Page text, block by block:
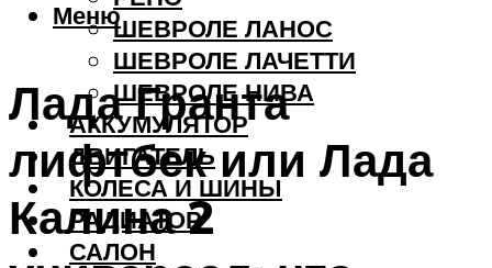
ШЕВРОЛЕ ЛАНОС
ШЕВРОЛЕ ЛАЧЕТТИ
ШЕВРОЛЕ НИВА
АККУМУЛЯТОР
ДВИГАТЕЛЬ
КОЛЕСА И ШИНЫ
РАДИАТОР
САЛОН
Меню
Лада Гранта
лифтбек или Лада
Калина 2